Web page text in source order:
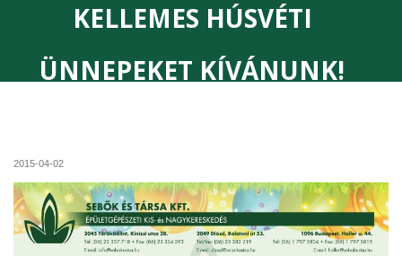
KELLEMES HÚSVÉTI
ÜNNEPEKET KÍVÁNUNK!
2015-04-02